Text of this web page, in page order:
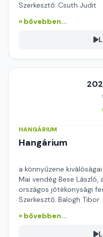
Szerkesztő: Csuth Judit
» bővebben...
HANGÁRIUM
Hangárium
a könnyűzene kiválóságai
Mai vendég Bese
országos jótékonysági
Szerkesztő: Balogh Tibor
» bővebben...